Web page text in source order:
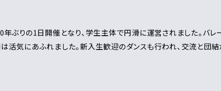
年ぶりの1日開催となり、学生主体で円滑に運営されました。バレ
活気にあふれました。新入生歓迎のダンスも行われ、交流と団